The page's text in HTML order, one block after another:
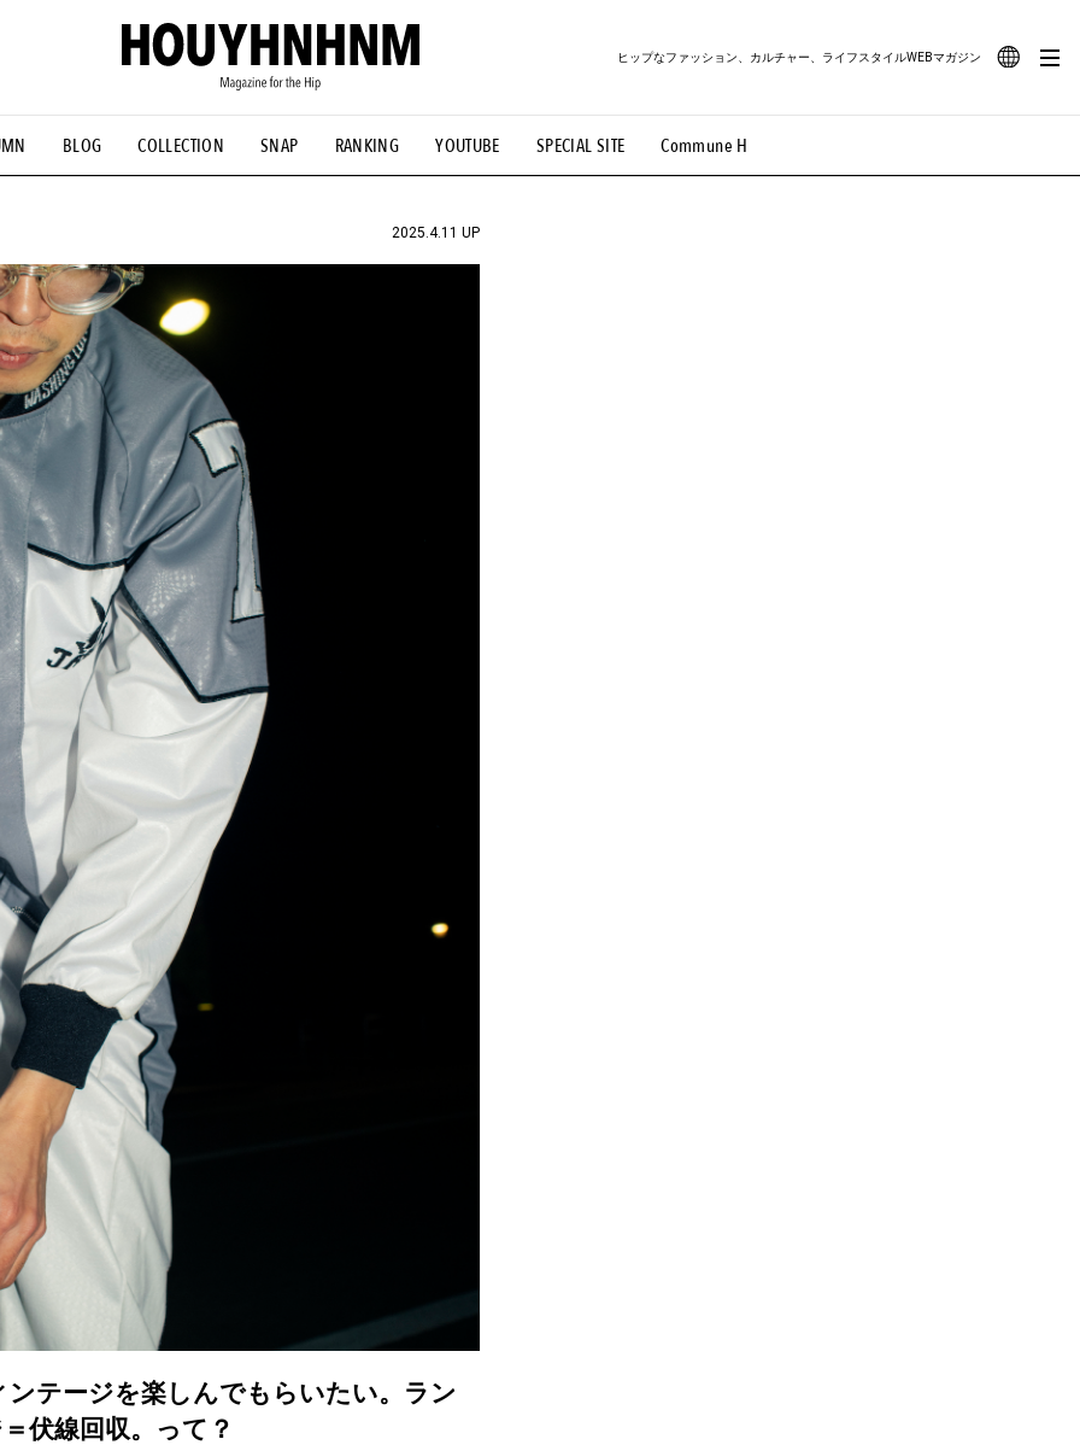
BLOG COLLECTION SNAP RANKING YOUTUBE SPECIAL SITE Commune H
ヒップなファッション、カルチャー、ライフスタイルWEBマガジン
#古着サミット #NEW VINTAGE #マイナーグッド図鑑 #路地裏てぃーん。 #MONTHLY JOURNAL
#FOCUS IT #AH.H #ととけん #FASHION #MUSIC #MOVIE #LIFESTYLE #SNEAKER #OUTDOOR
2025.4.11 UP
ンテージを楽しんでもらいたい。ラン
伏線回収。って？